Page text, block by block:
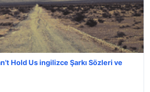
Hold Us ingilizce Şarkı Sözleri ve